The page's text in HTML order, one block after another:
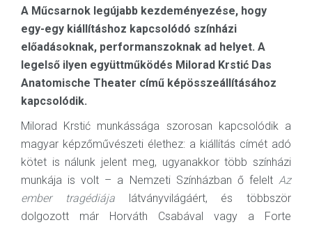
A Műcsarnok legújabb kezdeményezése, hogy
egy-egy kiállításhoz kapcsolódó színházi
előadásoknak, performanszoknak ad helyet. A
legelső ilyen együttműködés Milorad Krstić Das
Anatomische Theater című képösszeállításához
kapcsolódik.
Milorad Krstić munkássága szorosan kapcsolódik a
magyar képzőművészeti élethez: a kiállítás címét adó
kötet is nálunk jelent meg, ugyanakkor több színházi
munkája is volt – a Nemzeti Színházban ő felelt Az
ember tragédiájalátványvilágáért, és többször
dolgozott már Horváth Csabával vagy a Forte